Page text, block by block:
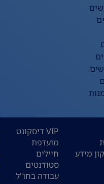
מידע
VIP דיסקונט
מועדפת
חיילים
סטודנטים
עבודה בחו"ל